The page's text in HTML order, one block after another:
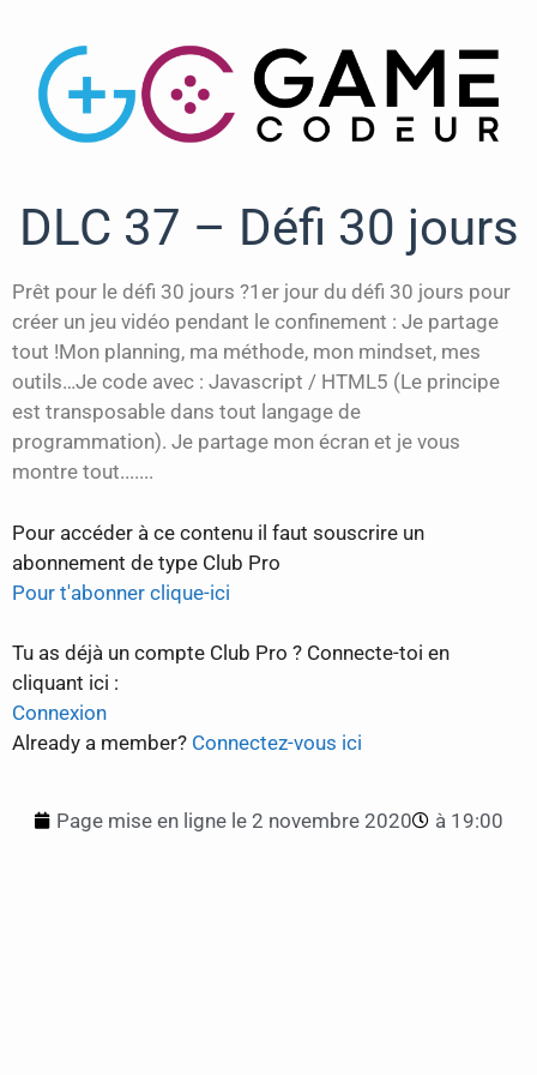
DLC 37 – Défi 30 jours
Prêt pour le défi 30 jours ?1er jour du défi 30 jours pour
créer un jeu vidéo pendant le confinement : Je partage
tout !Mon planning, ma méthode, mon mindset, mes
outils…Je code avec : Javascript / HTML5 (Le principe
est transposable dans tout langage de
programmation). Je partage mon écran et je vous
montre tout.......
Pour accéder à ce contenu il faut souscrire un
abonnement de type Club Pro
Pour t'abonner clique-ici
Tu as déjà un compte Club Pro ? Connecte-toi en
cliquant ici :
Connexion
Already a member? Connectez-vous ici
Page mise en ligne le 2 novembre 2020 à 19:00